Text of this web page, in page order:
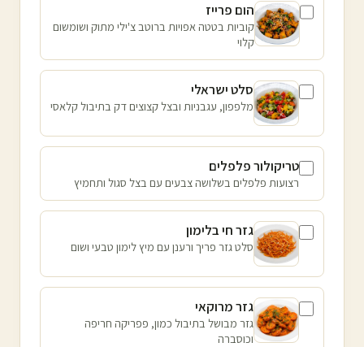
הום פרייז
קוביות בטטה אפויות ברוטב צ'ילי מתוק ושומשום
קלוי
סלט ישראלי
מלפפון, עגבניות ובצל קצוצים דק בתיבול קלאסי
טריקולור פלפלים
רצועות פלפלים בשלושה צבעים עם בצל סגול ותחמיץ
גזר חי בלימון
סלט גזר פריך ורענן עם מיץ לימון טבעי ושום
גזר מרוקאי
גזר מבושל בתיבול כמון, פפריקה חריפה
וכוסברה